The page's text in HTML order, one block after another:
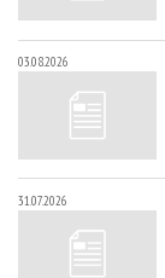
03.08.2026
31.07.2026